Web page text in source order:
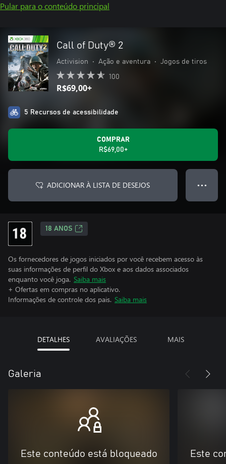
Pular para o conteúdo principal
Call of Duty® 2
Activision • Ação e aventura • Jogos de tiros
100
R$69,00+
5 Recursos de acessibilidade
COMPRAR
R$69,00+
ADICIONAR À LISTA DE DESEJOS ● ● ●
18 ANOS
Os fornecedores de jogos iniciados por você recebem acesso às
suas informações de perfil do Xbox e aos dados associados
enquanto você joga. Saiba mais
+ Ofertas em compras no aplicativo.
Informações de controle dos pais. Saiba mais
DETALHES AVALIAÇÕES MAIS
Galeria
Este conteúdo está bloqueado Este